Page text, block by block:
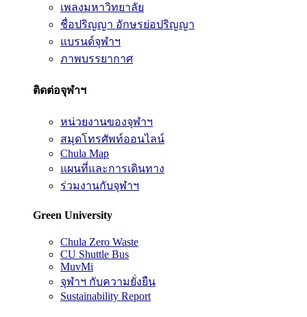
เพลงมหาวิทยาลัย
ชื่อปริญญา อักษรย่อปริญญา
แบรนด์จุฬาฯ
ภาพบรรยากาศ
ติดต่อจุฬาฯ
หน่วยงานของจุฬาฯ
สมุดโทรศัพท์ออนไลน์
Chula Map
แผนที่และการเดินทาง
ร่วมงานกับจุฬาฯ
Green University
Chula Zero Waste
CU Shuttle Bus
MuvMi
จุฬาฯ กับความยั่งยืน
Sustainability Report